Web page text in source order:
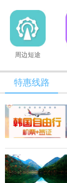
周边短途
特惠线路